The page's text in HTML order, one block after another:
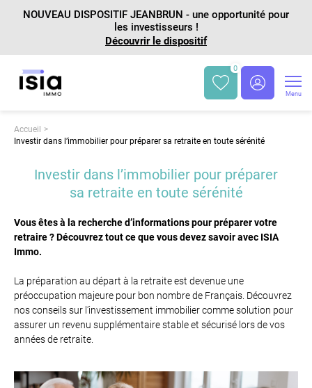
NOUVEAU DISPOSITIF JEANBRUN - une opportunité pour
les investisseurs !
Découvrir le dispositif
0
Menu
Accueil
Investir dans l’immobilier pour préparer sa retraite en toute sérénité
Investir dans l’immobilier pour préparer
sa retraite en toute sérénité
Vous êtes à la recherche d’informations pour préparer votre
retraire ? Découvrez tout ce que vous devez savoir avec ISIA
Immo.
La préparation au départ à la retraite est devenue une
préoccupation majeure pour bon nombre de Français. Découvrez
nos conseils sur l’investissement immobilier comme solution pour
assurer un revenu supplémentaire stable et sécurisé lors de vos
années de retraite.